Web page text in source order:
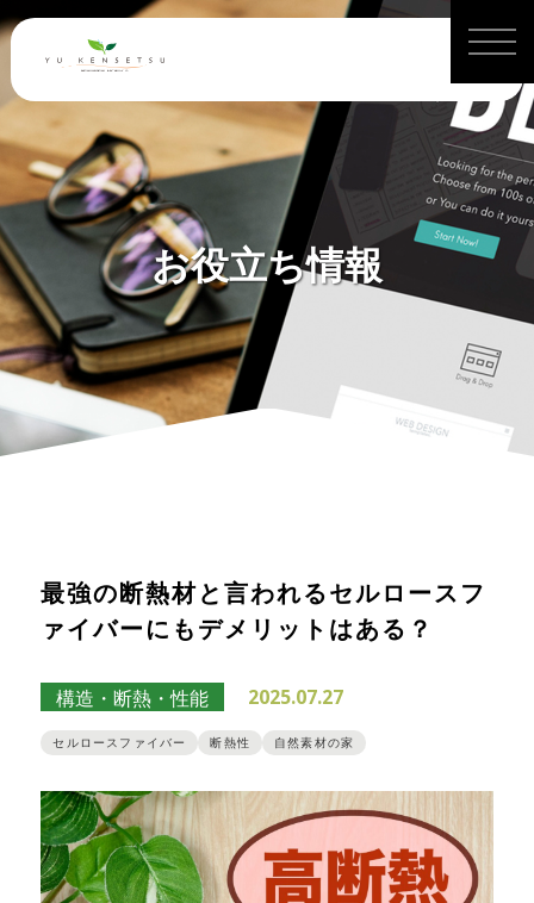
お役立ち情報
最強の断熱材と言われるセルロースフ
ァイバーにもデメリットはある？
構造・断熱・性能 2025.07.27
セルロースファイバー 断熱性 自然素材の家